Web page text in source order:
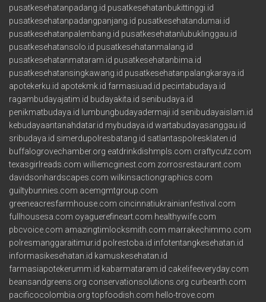
pusatkesehatanpadang.id pusatkesehatanbukittinggi.id
pusatkesehatanpadangpanjang.id pusatkesehatandumai.id
pusatkesehatanpalembang.id pusatkesehatanlubuklinggau.id
pusatkesehatansolo.id pusatkesehatanmalang.id
pusatkesehatanmataram.id pusatkesehatanbima.id
pusatkesehatansingkawang.id pusatkesehatanpalangkaraya.id
apotekerku.id apotekmk.id farmasiuad.id pecintabudaya.id
ragambudayajatim.id budayakita.id senibudaya.id
penikmatbudaya.id lumbungbudayadermaji.id senibudayaislam.id
kebudayaantanahdatar.id mybudaya.id wartabudayasanggau.id
sribudaya.id simerdupolresbatang.id satlantaspolresklaten.id
buffalogrovechamber.org eatdrinkdishmpls.com craftycutz.com
texasgirlreads.com williemcginest.com zorrosrestaurant.com
davidsonhardscapes.com wilkinsactiongraphics.com
guiltybunnies.com acemgmtgroup.com
greeneacresfarmhouse.com cincinnatiukrainianfestival.com
fullhousesa.com oyaguerefineart.com healthywife.com
pbcvoice.com amazingtimlocksmith.com marrakechimmo.com
polresmanggaraitimur.id polrestoba.id infotentangkesehatan.id
informasikesehatan.id kamuskesehatan.id
farmasiapotekerumm.id kabarmataram.id cakelifeeveryday.com
beansandgreens.org conservationsolutions.org curbearth.com
pacificocolombia.org topfoodish.com hello-trove.com